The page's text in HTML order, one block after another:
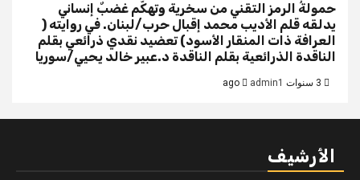
حمولةُ الرمز التقني من سخرية وتهكّم غضبٌ إنساني
يدلقه قلم الأديب محمد إقبال حرب/لبنان. في روايته (
العرافة ذات المنقار الأسود) تعضيد نقدي ذرائعي بقلم
الناقدة الذرائعية بقلم الناقدة د.عبير خالد يحيي/سوريا
admin1
الأرشيف